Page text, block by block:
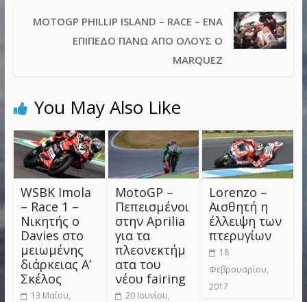
MOTOGP PHILLIP ISLAND – RACE – ΈΝΑ
ΕΠΊΠΕΔΟ ΠΆΝΩ ΑΠΌ ΌΛΟΥΣ Ο
MARQUEZ
You May Also Like
WSBK Imola
– Race 1 –
Νικητής ο
Davies στο
μειωμένης
διάρκειας Α’
Σκέλος
13 Μαΐου,
MotoGP –
Πεπεισμένοι
στην Aprilia
για τα
πλεονεκτήμ
ατα του
νέου fairing
20 Ιουνίου,
Lorenzo –
Αισθητή η
έλλειψη των
πτερυγίων
18
Φεβρουαρίου,
2017